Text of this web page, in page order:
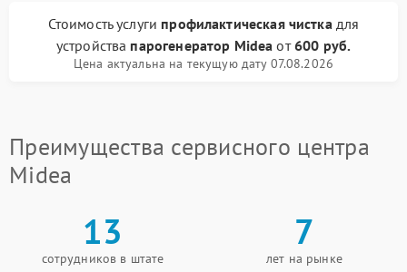
Стоимость услуги профилактическая чисткадля
устройства парогенератор Midea от600 руб.
Цена актуальна на текущую дату 07.08.2026
Преимущества сервисного центра
Midea
13
сотрудников в штате
7
лет на рынке